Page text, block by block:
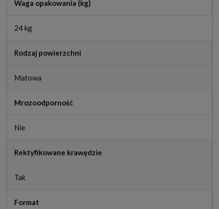
Waga opakowania (kg)
24 kg
Rodzaj powierzchni
Matowa
Mrozoodporność
Nie
Rektyfikowane krawędzie
Tak
Format